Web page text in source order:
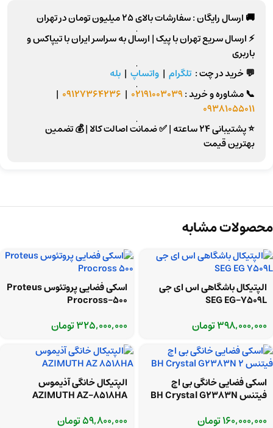
🚚 ارسال رایگان :سفارشات بالای25 میلیون تومان
در تهران
⚡ارسال سریع تهرانبا پیک |ارسال به سراسر ایرانبا تیپاکس و
باربری
💬 خرید در چت : تلگرام | واتساپ | بله
📞مشاوره و خرید :02191003039
|
09127364236
|
09381055011
⭐ پشتیبانی 24 ساعته
|✅ ضمانت اصالت کالا|💰 تضمین
بهترین قیمت
محصولات مشابه
الپتیکال باشگاهی اس ای جی
SEG EG-7509L
398,000,000تومان
اسکی فضایی پروتئوس Proteus
Procross-500
325,000,000تومان
اسکی فضایی خانگی بی اچ
فیتنس BH Crystal G2383N
160,000,000تومان
الپتیکال خانگی آذیموس
AZIMUTH AZ-8518HA
59,800,000تومان